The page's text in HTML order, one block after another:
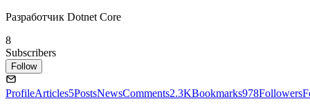
Разработчик Dotnet Core
8
Subscribers
Follow
ProfileArticles5PostsNewsComments2.3KBookmarks978Followers